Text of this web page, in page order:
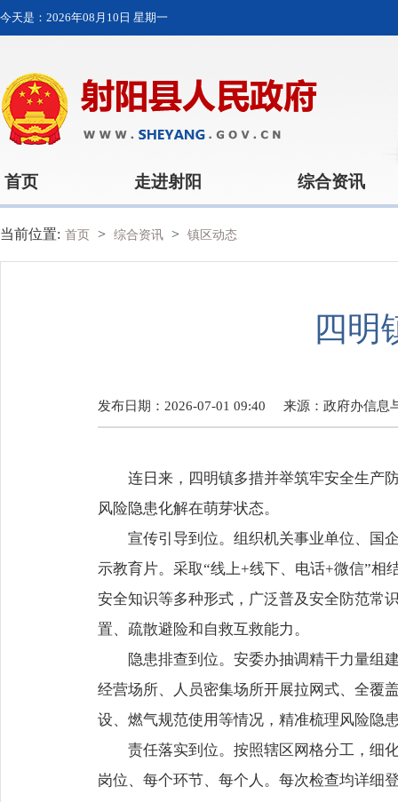
今天是： 2026年08月10日 星期一
首页 走进射阳 综合资讯
当前位置: 首页 > 综合资讯 > 镇区动态
四明
发布日期：2026-07-01 09:40 来源： 政府办信息
连日来，四明镇多措并举筑牢安全生产防
风险隐患化解在萌芽状态。
宣传引导到位。组织机关事业单位、国企
示教育片。采取“线上+线下、电话+微信”相
安全知识等多种形式，广泛普及安全防范常
置、疏散避险和自救互救能力。
隐患排查到位。安委办抽调精干力量组建
经营场所、人员密集场所开展拉网式、全覆
设、燃气规范使用等情况，精准梳理风险隐
责任落实到位。按照辖区网格分工，细化
岗位、每个环节、每个人。每次检查均详细